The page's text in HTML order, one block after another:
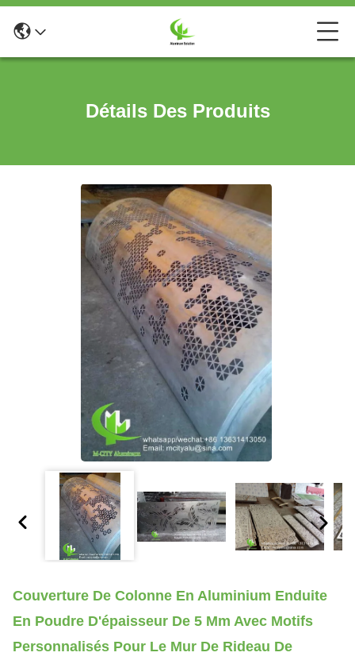
Détails Des Produits
Couverture De Colonne En Aluminium Enduite
En Poudre D'épaisseur De 5 Mm Avec Motifs
Personnalisés Pour Le Mur De Rideau De